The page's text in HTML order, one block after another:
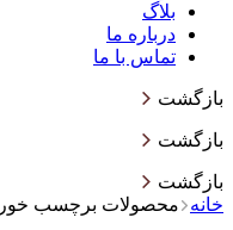
بلاگ
درباره ما
تماس با ما
بازگشت
بازگشت
بازگشت
خانه
محصولات برچسب